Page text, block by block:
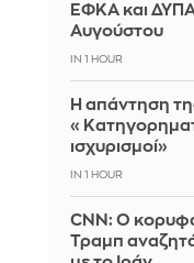
ΕΦΚΑ και
Αυγούστου
IN 1 HOUR
Η απάντηση
ισχυρισμοί»
IN 1 HOUR
CNN: Ο
Τραμπ